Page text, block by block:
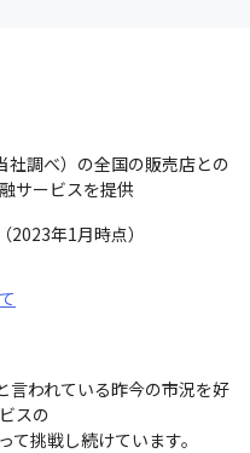
調べ）の全国の販売店との
サービスを提供
年1月時点）
言われている昨今の市況を好
スの
挑戦し続けています。